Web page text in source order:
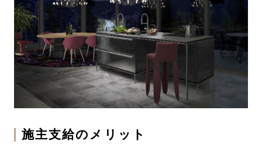
施主支給のメリット